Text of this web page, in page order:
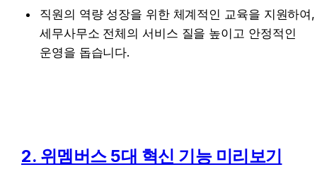
직원의 역량 성장을 위한 체계적인 교육을 지원하여,
세무사무소 전체의 서비스 질을 높이고 안정적인
운영을 돕습니다.
2. 위멤버스 5대 혁신 기능 미리보기